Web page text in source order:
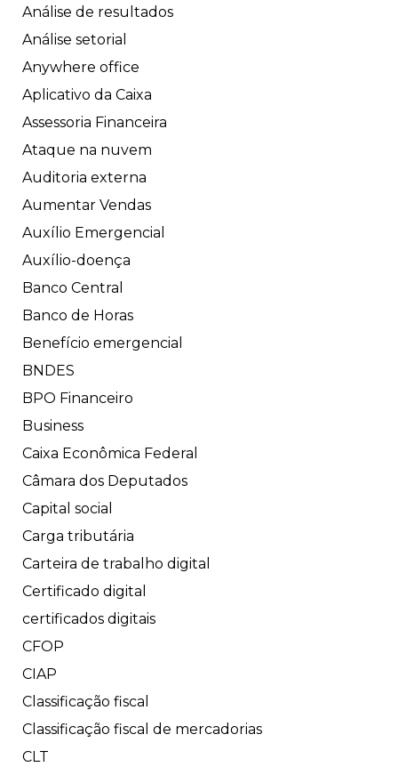
Análise de resultados
Análise setorial
Anywhere office
Aplicativo da Caixa
Assessoria Financeira
Ataque na nuvem
Auditoria externa
Aumentar Vendas
Auxílio Emergencial
Auxílio-doença
Banco Central
Banco de Horas
Benefício emergencial
BNDES
BPO Financeiro
Business
Caixa Econômica Federal
Câmara dos Deputados
Capital social
Carga tributária
Carteira de trabalho digital
Certificado digital
certificados digitais
CFOP
CIAP
Classificação fiscal
Classificação fiscal de mercadorias
CLT